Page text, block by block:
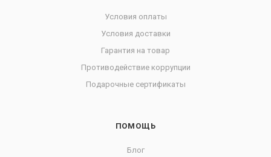
Условия оплаты
Условия доставки
Гарантия на товар
Противодействие коррупции
Подарочные сертификаты
ПОМОЩЬ
Блог